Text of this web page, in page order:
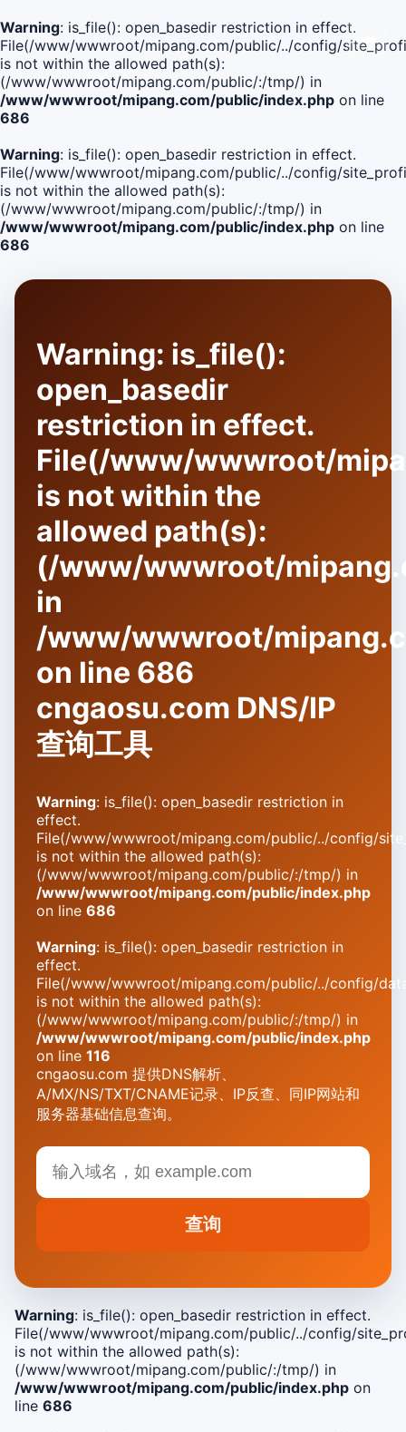
Warning: is_file(): open_basedir restriction in effect.
File(/www/wwwroot/mipang.com/public/../config/
is not within the allowed path(s):
(/www/wwwroot/mipang.com/public/:/tmp/) in
/www/wwwroot/mipang.com/public/index.php on line
686
Warning: is_file(): open_basedir restriction in effect.
File(/www/wwwroot/mipang.com/public/../config/
is not within the allowed path(s):
(/www/wwwroot/mipang.com/public/:/tmp/) in
/www/wwwroot/mipang.com/public/index.php on line
686
Warning: is_file():
open_basedir
restriction in effect.
File(/www/wwwroot/
is not within the
allowed path(s):
(/www/wwwroot/
in
/www/wwwroot/
on line 686
cngaosu.com DNS/IP
查询工具
Warning: is_file(): open_basedir restriction in
effect.
File(/www/wwwroot/mipang.com/public/../config/
is not within the allowed path(s):
(/www/wwwroot/mipang.com/public/:/tmp/) in
/www/wwwroot/mipang.com/public/index.php
on line 686
Warning: is_file(): open_basedir restriction in
effect.
File(/www/wwwroot/mipang.com/public/../config/
is not within the allowed path(s):
(/www/wwwroot/mipang.com/public/:/tmp/) in
/www/wwwroot/mipang.com/public/index.php
on line 116
cngaosu.com 提供DNS解析、
A/MX/NS/TXT/CNAME记录、IP反查、同IP网站和
服务器基础信息查询。
查询
Warning: is_file(): open_basedir restriction in effect.
File(/www/wwwroot/mipang.com/public/../config/
is not within the allowed path(s):
(/www/wwwroot/mipang.com/public/:/tmp/) in
/www/wwwroot/mipang.com/public/index.php on
line 686